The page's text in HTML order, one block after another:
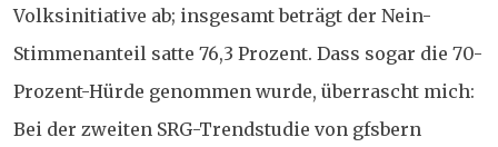
Volksinitiative ab; insgesamt beträgt der Nein-
Stimmenanteil satte 76,3 Prozent. Dass sogar die 70-
Prozent-Hürde genommen wurde, überrascht mich:
Bei der zweiten SRG-Trendstudie von gfsbern